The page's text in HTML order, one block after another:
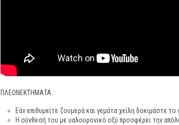
ΠΛΕΟΝΕΚΤΗΜΑΤΑ:
Εάν επιθυμείτε ζουμερά και γεμάτα χείλη δοκιμάστε το
Η σύνθεσή του με υαλουρονικό οξύ προσφέρει την